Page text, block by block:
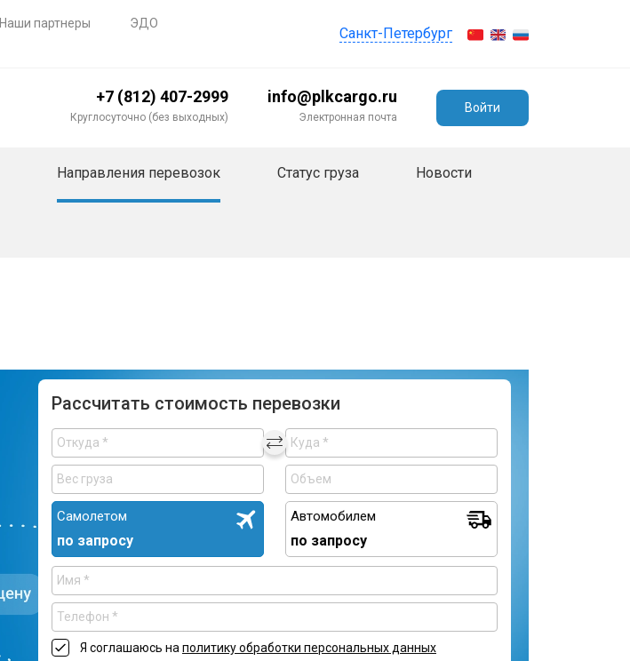
Наши партнеры
ЭДО
Санкт-Петербург
+7 (812) 407-2999
Круглосуточно (без выходных)
info@plkcargo.ru
Электронная почта
Войти
Направления перевозок Статус груза Новости
Рассчитать стоимость перевозки
Самолетом
по запросу
Автомобилем
по запросу
Я соглашаюсь на политику обработки персональных данных